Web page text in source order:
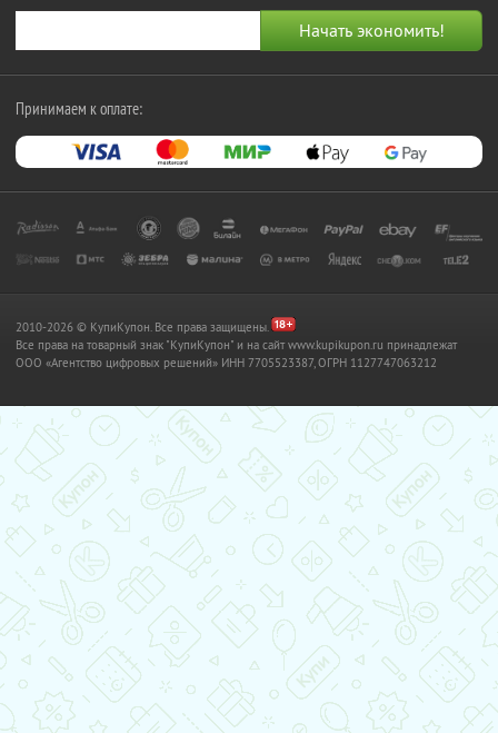
Принимаем к оплате:
2010-2026 © КупиКупон. Все права защищены.
Все права на товарный знак "КупиКупон" и на сайт www.kupikupon.ru принадлежат
OOO «Агентство цифровых решений» ИНН 7705523387, ОГРН 1127747063212